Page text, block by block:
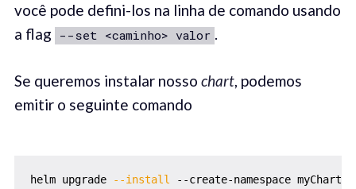
você pode defini-los na linha de comando usando
a flag --set <caminho> valor .
Se queremos instalar nosso chart, podemos
emitir o seguinte comando
helm upgrade --install --create-namespace